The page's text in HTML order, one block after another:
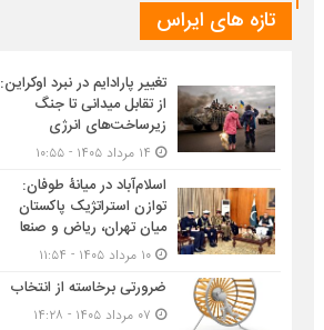
تازه های ایراس
تغییر پارادایم در نبرد اوکراین:
از تقابل میدانی تا جنگ
زیرساخت‌های انرژی
اسلام‌آباد در میانۀ طوفان:
توازن استراتژیک پاکستان
میان تهران، ریاض و صنعا
ضرورتی برخاسته از انتخاب